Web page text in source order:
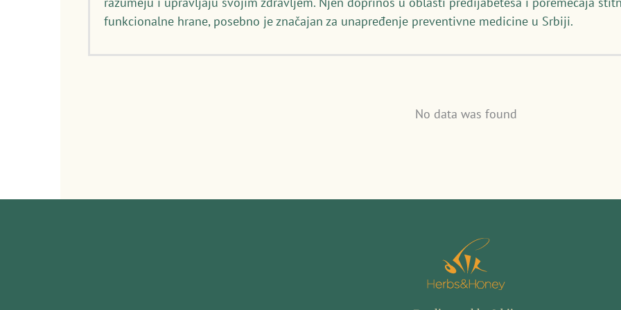
funkcionalne hrane, posebno je značajan za unapređenje preventivne medicine u Srbiji.
No data was found